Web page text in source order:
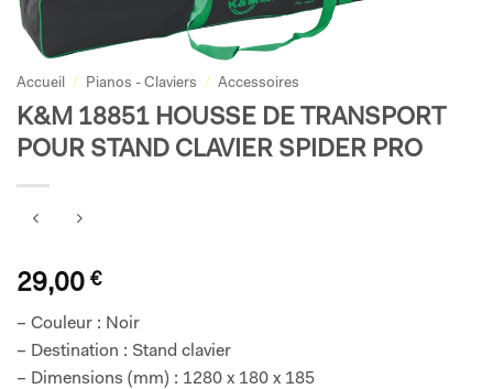
Accueil / Pianos - Claviers / Accessoires
K&M 18851 HOUSSE DE TRANSPORT
POUR STAND CLAVIER SPIDER PRO
29,00 €
– Couleur : Noir
– Destination : Stand clavier
– Dimensions (mm) : 1280 x 180 x 185